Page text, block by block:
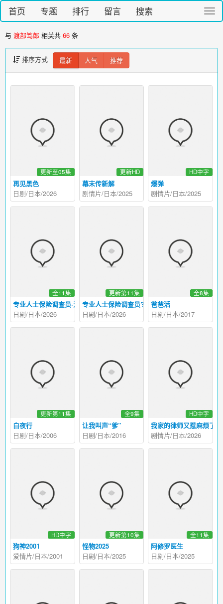
切
换
首页 专题 排行 留言 搜索
与 渡部笃郎 相关共 66 条
排序方式 最新 人气 推荐
再见黑色
更新至05集
日剧/日本/2026
幕末传新解
更新HD
剧情片/日本/2025
爆弹
HD中字
剧情片/日本/2025
专业人士保险调查员·天音莲
全11集
日剧/日本/2026
专业人士保险调查员?天音莲
更新第11集
日剧/日本/2026
爸爸活
全8集
日剧/日本/2017
白夜行
更新第11集
日剧/日本/2006
让我叫声“爹”
全9集
日剧/日本/2016
我家的律师又惹麻烦了
HD中字
剧情片/日本/2026
狗神2001
HD中字
爱情片/日本/2001
怪物2025
更新第10集
日剧/日本/2025
阿修罗医生
全11集
日剧/日本/2025